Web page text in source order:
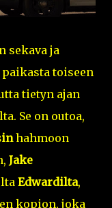
sekava ja
toiseen
tietyn ajan
Se on outoa,
hahmoon
Jake
Edwardilta,
kopion, joka